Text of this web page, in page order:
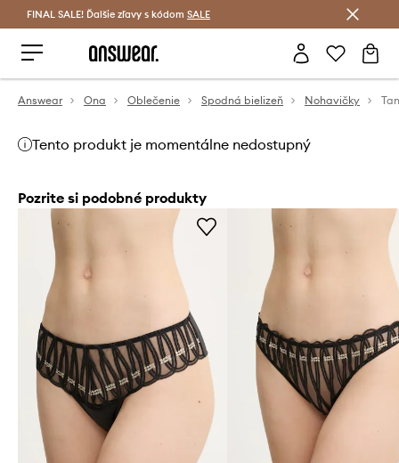
Šetrite s Answear Club >
FINAL SALE! Ďalšie zľavy s kódom SALE
Answear Ona Oblečenie Spodná bielizeň Nohavičky
Tento produkt je momentálne nedostupný
Pozrite si podobné produkty